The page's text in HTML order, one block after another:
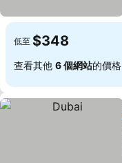
低至 $348
查看其他 6 個網站的價格